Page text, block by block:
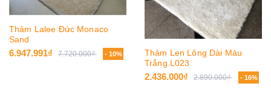
Thảm Lalee Đức Monaco
Sand
6.947.991₫ 7.720.000₫ - 10%
Thảm Len Lông Dài Màu
Trắng L023
2.436.000₫ 2.890.000₫ - 16%